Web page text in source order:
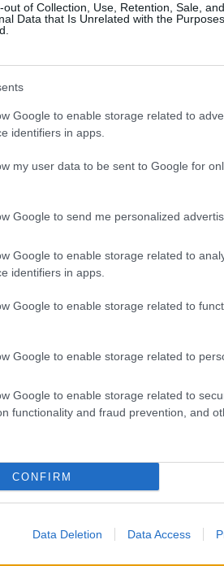
out of Collection, Use, Retention, Sale,
Data that Is Unrelated with the
Google to enable storage related to
identifiers in apps.
my user data to be sent to Google for
Google to send me personalized
Google to enable storage related to
identifiers in apps.
Google to enable storage related to
Google to enable storage related to
Google to enable storage related to
functionality and fraud prevention, and
CONFIRM
Data Deletion Data Access
Per
maggiori
una